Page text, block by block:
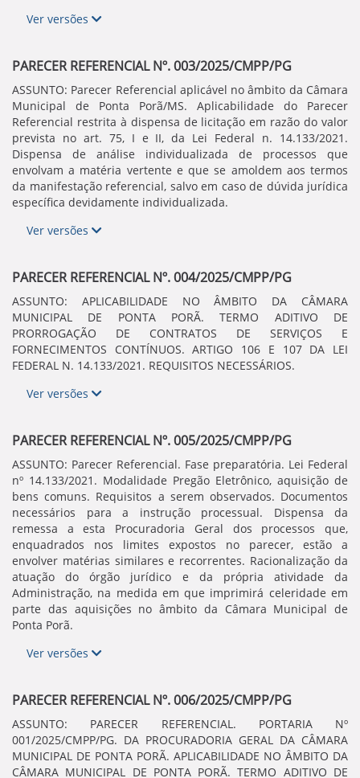
Ver versões
PARECER REFERENCIAL Nº. 003/2025/CMPP/PG
ASSUNTO: Parecer Referencial aplicável no âmbito da Câmara
Municipal de Ponta Porã/MS. Aplicabilidade do Parecer
Referencial restrita à dispensa de licitação em razão do valor
prevista no art. 75, I e II, da Lei Federal n. 14.133/2021.
Dispensa de análise individualizada de processos que
envolvam a matéria vertente e que se amoldem aos termos
da manifestação referencial, salvo em caso de dúvida jurídica
específica devidamente individualizada.
Ver versões
PARECER REFERENCIAL Nº. 004/2025/CMPP/PG
ASSUNTO: APLICABILIDADE NO ÂMBITO DA CÂMARA
MUNICIPAL DE PONTA PORÃ. TERMO ADITIVO DE
PRORROGAÇÃO DE CONTRATOS DE SERVIÇOS E
FORNECIMENTOS CONTÍNUOS. ARTIGO 106 E 107 DA LEI
FEDERAL N. 14.133/2021. REQUISITOS NECESSÁRIOS.
Ver versões
PARECER REFERENCIAL Nº. 005/2025/CMPP/PG
ASSUNTO: Parecer Referencial. Fase preparatória. Lei Federal
nº 14.133/2021. Modalidade Pregão Eletrônico, aquisição de
bens comuns. Requisitos a serem observados. Documentos
necessários para a instrução processual. Dispensa da
remessa a esta Procuradoria Geral dos processos que,
enquadrados nos limites expostos no parecer, estão a
envolver matérias similares e recorrentes. Racionalização da
atuação do órgão jurídico e da própria atividade da
Administração, na medida em que imprimirá celeridade em
parte das aquisições no âmbito da Câmara Municipal de
Ponta Porã.
Ver versões
PARECER REFERENCIAL Nº. 006/2025/CMPP/PG
ASSUNTO: PARECER REFERENCIAL. PORTARIA Nº
001/2025/CMPP/PG. DA PROCURADORIA GERAL DA CÂMARA
MUNICIPAL DE PONTA PORÃ. APLICABILIDADE NO ÂMBITO DA
CÂMARA MUNICIPAL DE PONTA PORÃ. TERMO ADITIVO DE